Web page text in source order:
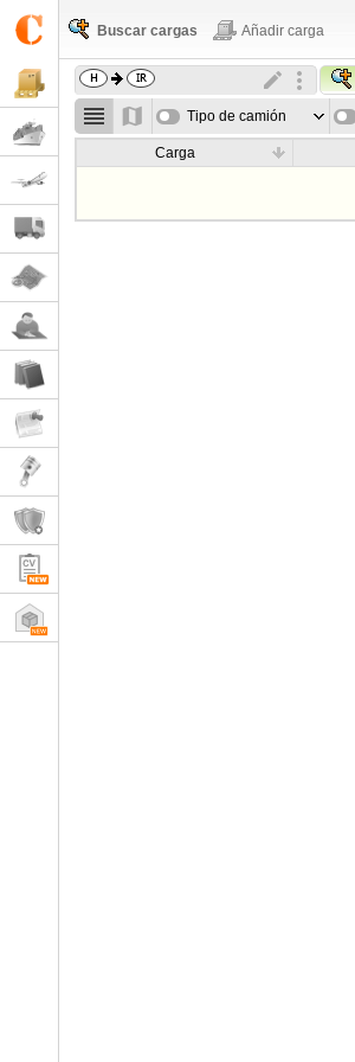
Buscar cargas Añadir carga
Tipo de camión
Carga